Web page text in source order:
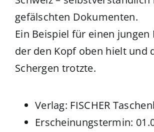
gefälschten Dokumenten.
Ein Beispiel für einen jungen
der den Kopf oben hielt und
Schergen trotzte.
Verlag: FISCHER
Erscheinungstermin: